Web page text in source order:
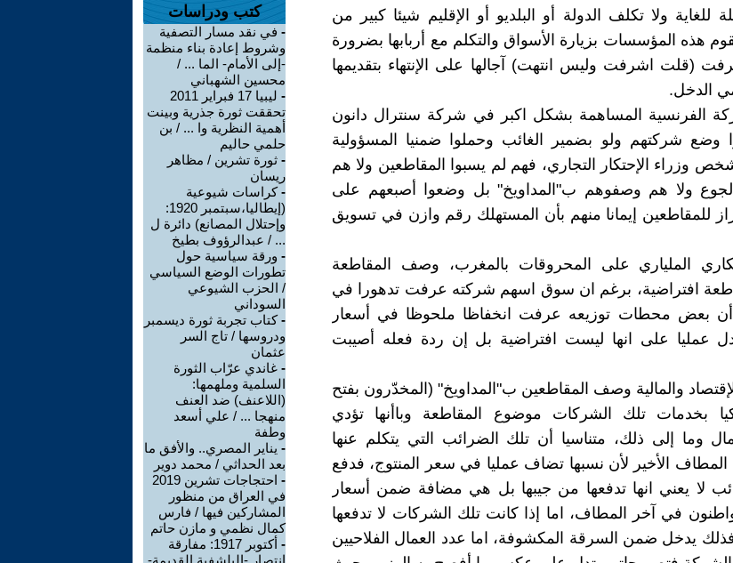
للغاية ولا تكلف الدولة أو البلديو أو الإقليم شيئا كبير من
هذه المؤسسات بزيارة الأسواق والتكلم مع أربابها بضرورة
(قلت اشرفت وليس انتهت) آجالها على الإنتهاء بتقديمها
الدخل.
الفرنسية المساهمة بشكل اكبر في شركة سنترال دانون
وضع شركتهم ولو بضمير الغائب وحملوا ضمنيا المسؤولية
وزراء الإحتكار التجاري، فهم لم يسبوا المقاطعين ولا هم
ولا هم وصفوهم ب"المداويخ" بل وضعوا أصبعهم على
للمقاطعين إيمانا منهم بأن المستهلك رقم وازن في تسويق
الملياري على المحروقات بالمغرب، وصف المقاطعة
مقاطعة افتراضية، برغم ان سوق اسهم شركته عرفت تدهورا في
أن بعض محطات توزيعه عرفت انخفاظا ملحوظا في أسعار
عمليا على انها ليست افتراضية بل إن ردة فعله أصيبت
والمالية وصف المقاطعين ب"المداويخ" (المخدّرون بفتح
بخدمات تلك الشركات موضوع المقاطعة وباأنها تؤدي
وما إلى ذلك، متناسيا أن تلك الضرائب التي يتكلم عنها
الأخير لأن نسبها تضاف عمليا في سعر المنتوج، فدفع
لا يعني انها تدفعها من جيبها بل هي مضافة ضمن أسعار
في آخر المطاف، اما إذا كانت تلك الشركات لا تدفعها
يدخل ضمن السرقة المكشوفة، اما عدد العمال الفلاحيين
كتب ودراسات
- في نقد مسار التصفية
وشروط إعادة بناء منظمة
-إلى الأمام- الما ... /
محسين الشهباني
-
ليبيا 17 فبراير 2011
تحققت ثورة جذرية وبينت
أهمية النظرية وا ... / بن
حلمي حاليم
- ثورة تشرين / مظاهر
ريسان
-كراسات شيوعية
(إيطاليا،سبتمبر 1920:
وإحتلال المصانع) دائرة ل
... / عبدالرؤوف بطيخ
- ورقة سياسية حول
تطورات الوضع السياسي
/ الحزب الشيوعي
السوداني
-كتاب تجربة ثورة ديسمبر
ودروسها / تاج السر
عثمان
- غاندي عرّاب الثورة
السلمية وملهمها:
(اللاعنف) ضد العنف
منهجا ... / علي أسعد
وطفة
- يناير المصري.. والأفق ما
بعد الحداثي / محمد دوير
-
احتجاجات تشرين 2019
في العراق من منظور
المشاركين فيها / فارس
كمال نظمي و مازن حاتم
-
أكتوبر 1917: مفارقة
انتصار -البلشفية القديمة-